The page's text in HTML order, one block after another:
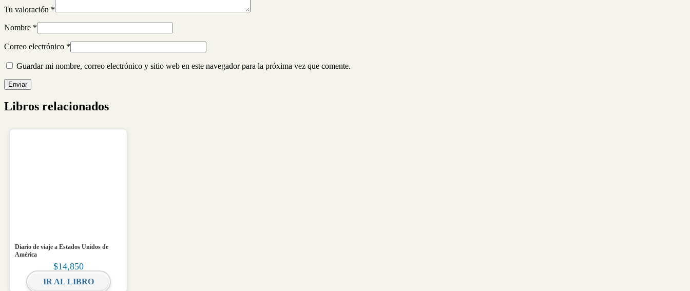
Tu valoración *
Nombre *
Correo electrónico *
Guardar mi nombre, correo electrónico y sitio web en este navegador para la próxima vez que comente.
Libros relacionados
Diario de viaje a Estados Unidos de
América
$14,850
IR AL LIBRO